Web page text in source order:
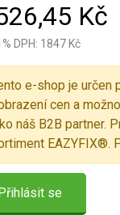
Kč
DPH: 1847 Kč
e-shop je určen
cen a
náš B2B partner.
EAZYFIX®.
se